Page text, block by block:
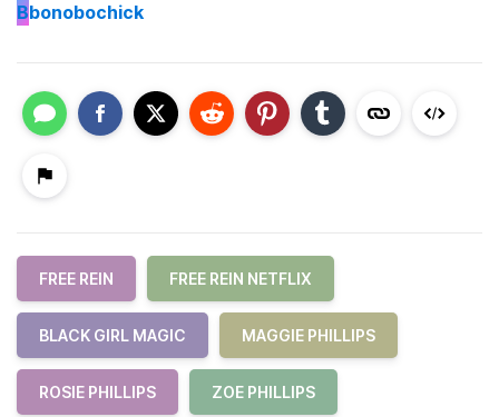
Bbonobochick
FREE REIN FREE REIN NETFLIX
BLACK GIRL MAGIC MAGGIE PHILLIPS
ROSIE PHILLIPS ZOE PHILLIPS